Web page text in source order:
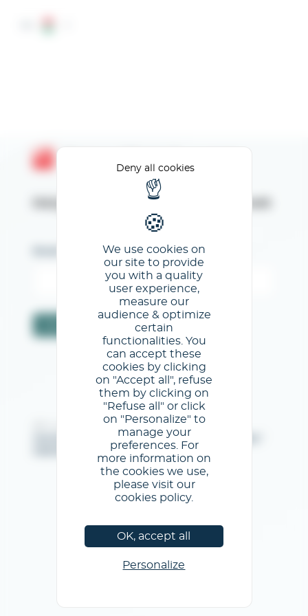
Kérjük, adja meg az e-mail címét
@GL events - Tous droits réservés
az Általános Szertődési Feltételeket
Adatvédelmi szabályzat /Cookie szabályzat
We use cookies on
our site to provide
you with a quality
user experience,
measure our
audience & optimize
certain
functionalities. You
can accept these
cookies by clicking
on "Accept all", refuse
them by clicking on
"Refuse all" or click
on "Personalize" to
manage your
preferences. For
more information on
the cookies we use,
please visit our
cookies policy.
OK, accept all
Deny all cookies
Personalize